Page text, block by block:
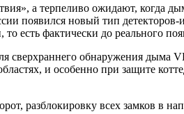
а терпеливо ожидают, когда
появился новый тип
есть фактически до реального
сверхраннего обнаружения дыма
и особенно при защите
разблокировку всех замков в